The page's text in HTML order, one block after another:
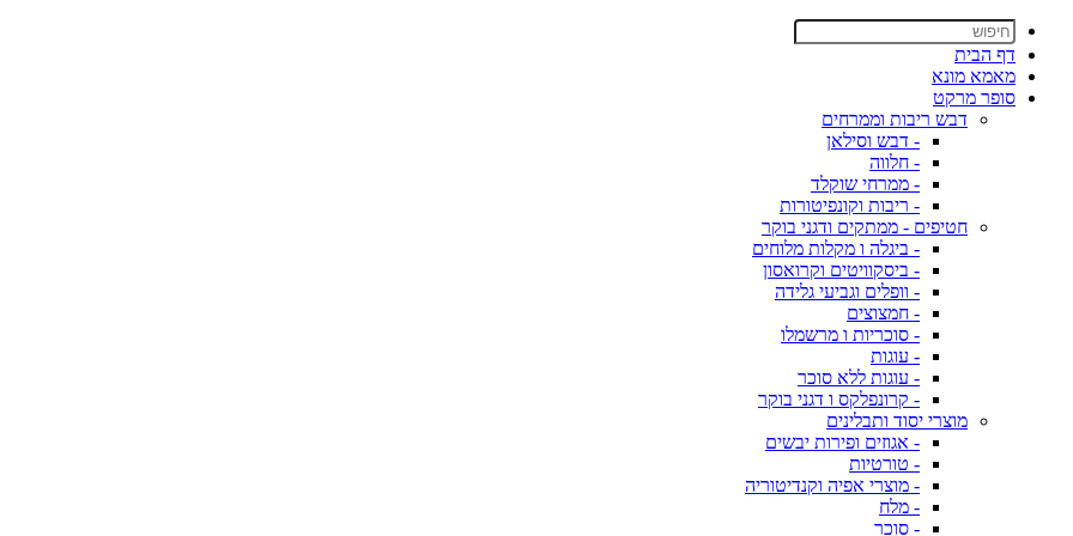
דף הבית
מאמא מונא
סופר מרקט
דבש ריבות וממרחים
- דבש וסילאן
- חלווה
- ממרחי שוקלד
- ריבות וקונפיטורות
חטיפים - ממתקים ודגני בוקר
- ביגלה ו מקלות מלוחים
- ביסקוויטים וקרואסון
- וופלים וגביעי גלידה
- חמצוצים
- סוכריות ו מרשמלו
- עוגות
- עוגות ללא סוכר
- קרונפלקס ו דגני בוקר
מוצרי יסוד ותבלינים
- אגוזים ופירות יבשים
- טורטיות
- מוצרי אפיה וקנדיטוריה
- מלח
- סוכר